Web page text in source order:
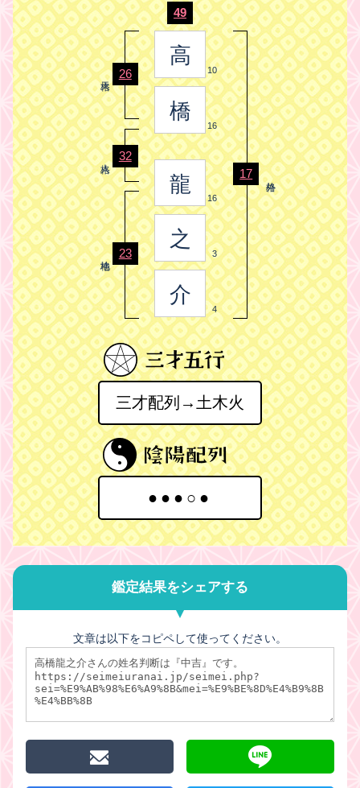
49
高
10
橋
16
26
32
龍
16
之
3
介
4
23
17
三才配列→土木火
●●●○●
鑑定結果をシェアする
文章は以下をコピペして使ってください。